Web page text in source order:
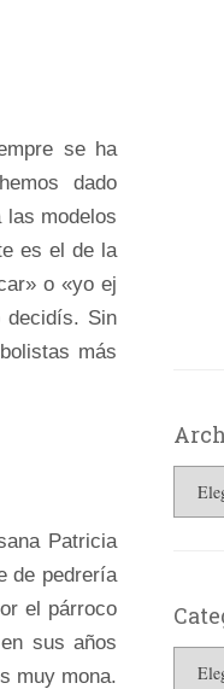
se ha
dado
las modelos
es el de la
o «yo ej
Sin
más
Patricia
de pedrería
el párroco
sus años
muy mona.